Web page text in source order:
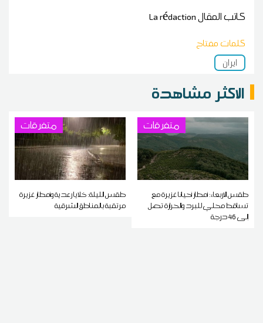
كاتب المقالLa rédaction
كلمات مفتاح
ايران
الاكثر مشاهدة
متفرقات
طقس الاربعاء: أمطار أحيانا غزيرة مع
تساقط محلي للبرد والحرارة تصل
إلى 46 درجة
متفرقات
طقس الليلة: خلايا رعدية وأمطار غزيرة
مرتقبة بالمناطق الشرقية